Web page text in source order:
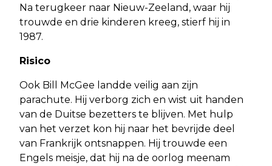
Na terugkeer naar Nieuw-Zeeland, waar hij
trouwde en drie kinderen kreeg, stierf hij in
1987.
Risico
Ook Bill McGee landde veilig aan zijn
parachute. Hij verborg zich en wist uit handen
van de Duitse bezetters te blijven. Met hulp
van het verzet kon hij naar het bevrijde deel
van Frankrijk ontsnappen. Hij trouwde een
Engels meisje, dat hij na de oorlog meenam